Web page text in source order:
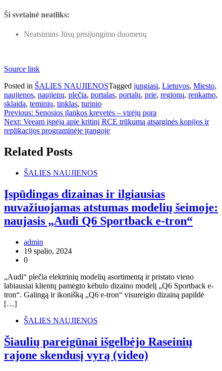
Ši svetainė neatliks:
Neatsimins Jūsų prisijungimo duomenų
Source link
Posted in ŠALIES NAUJIENOSTagged jungiasi, Lietuvos, Miesto,
naujienos, naujienų, plečia, portalas, portalų, prie, regionų, renkamo,
sklaidą, teminių, tinklas, turinio
Navigacija
tarp
Previous: Senosios įlankos krevetės – virėjų pora
Next: Veeam įspėja apie kritinį RCE trūkumą atsarginės kopijos ir
replikacijos programinėje įrangoje
Related Posts
ŠALIES NAUJIENOS
Įspūdingas dizainas ir ilgiausias
nuvažiuojamas atstumas modelių šeimoje:
naujasis „Audi Q6 Sportback e-tron“
admin
19 spalio, 2024
0
„Audi“ plečia elektrinių modelių asortimentą ir pristato vieno
labiausiai klientų pamėgto kėbulo dizaino modelį „Q6 Sportback e-
tron“. Galingą ir ikonišką „Q6 e-tron“ visureigio dizainą papildė
[…]
ŠALIES NAUJIENOS
Šiaulių pareigūnai išgelbėjo Raseinių
rajone skendusį vyrą (video)